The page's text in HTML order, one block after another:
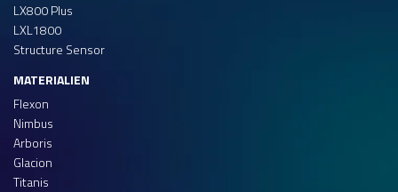
LX800 Plus
LXL1800
Structure Sensor
MATERIALIEN
Flexon
Nimbus
Arboris
Glacion
Titanis